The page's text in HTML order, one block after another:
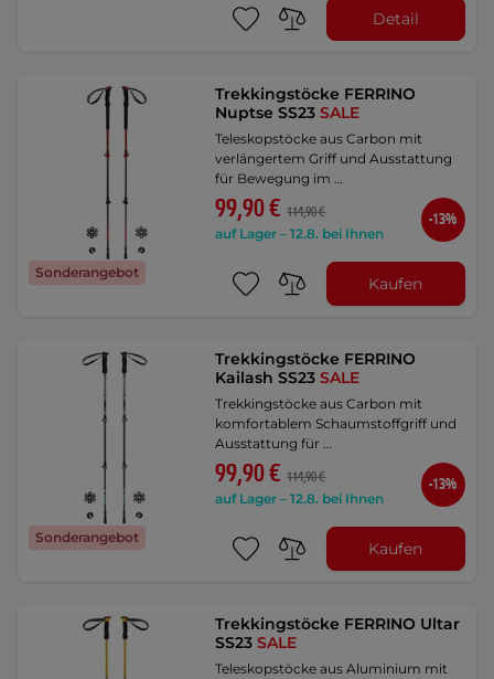
Detail
Sonderangebot
Trekkingstöcke FERRINO
Nuptse SS23SALE
Teleskopstöcke aus Carbon mit
verlängertem Griff und Ausstattung
für Bewegung im …
99,90 € 114,90 €
auf Lager – 12.8. bei Ihnen
-13%
Kaufen
Sonderangebot
Trekkingstöcke FERRINO
Kailash SS23SALE
Trekkingstöcke aus Carbon mit
komfortablem Schaumstoffgriff und
Ausstattung für …
99,90 € 114,90 €
auf Lager – 12.8. bei Ihnen
-13%
Kaufen
Trekkingstöcke FERRINO Ultar
SS23SALE
Teleskopstöcke aus Aluminium mit